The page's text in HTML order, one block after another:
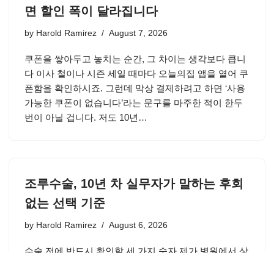
면 할인 폭이 달라집니다
by Harold Ramirez August 7, 2026
쿠폰을 쌓아두고 놓치는 순간, 그 차이는 생각보다 큽니
다 이사 철이나 시즌 세일 때마다 오늘의집 앱을 열어 쿠
폰함을 확인하시죠. 그런데 막상 결제하려고 하면 ‘사용
가능한 쿠폰이 없습니다’라는 문구를 마주한 적이 한두
번이 아닐 겁니다. 저도 10년…
조루수술, 10년 차 실무자가 말하는 후회
없는 선택 기준
by Harold Ramirez August 6, 2026
수술 전에 반드시 확인할 세 가지 숫자 제가 병원에서 상